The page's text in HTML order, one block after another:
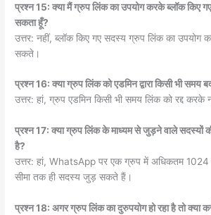
प्रश्न 15: क्या मैं ग्रुप लिंक का उपयोग करके ब्लॉक किए
सकता हूँ?
उत्तर: नहीं, ब्लॉक किए गए सदस्य ग्रुप लिंक का उपयोग
सकते।
प्रश्न 16: क्या ग्रुप लिंक को एडमिन द्वारा किसी भी समय
उत्तर: हां, ग्रुप एडमिन किसी भी समय लिंक को रद्द करके
प्रश्न 17: क्या ग्रुप लिंक के माध्यम से जुड़ने वाले सदस्यों की
है?
उत्तर: हां, WhatsApp पर एक ग्रुप में अधिकतम
सीमा तक ही सदस्य जुड़ सकते हैं।
प्रश्न 18: अगर ग्रुप लिंक का दुरुपयोग हो रहा है तो क्या